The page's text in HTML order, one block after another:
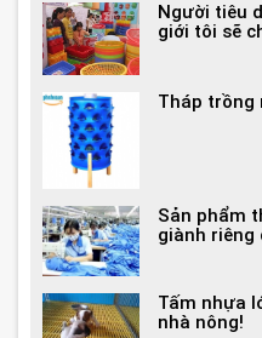
Người tiêu
giới tôi sẽ
Tháp trồng
Sản phẩm
giành riêng
Tấm nhựa
nhà nông!